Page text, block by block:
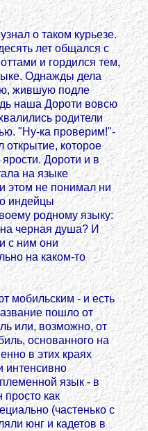
о таком курьезе.
лет общался с
и гордился тем,
Однажды дела
жившую подле
наша Дороти вовсю
родители
"Ну-ка проверим!"-
открытие, которое
ярости. Дороти и в
на языке
этом не понимал ни
индейцы
родному языку:
черная душа? И
с ним они
на каком-то
мобильским - и есть
пошло от
или, возможно, от
основанного на
в этих краях
интенсивно
язык - в
просто как
(частенько с
юнг и кадетов в